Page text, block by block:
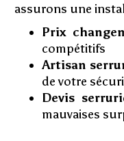
assurons une
Prix
compétitifs
Artisan
de votre
Devis
mauvaises